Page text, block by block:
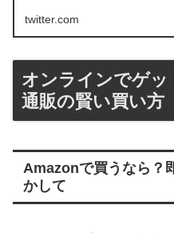
twitter.com
オンラインでゲッ
通販の賢い買い方
Amazonで買うなら？
かして